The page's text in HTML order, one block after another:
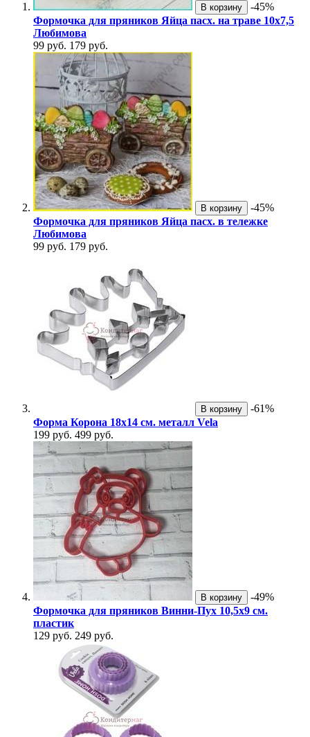
В корзину
-45%
Формочка для пряников Яйца пасх. на траве 10х7,5
Любимова
99 руб. 179 руб.
В корзину
-45%
Формочка для пряников Яйца пасх. в тележке
Любимова
99 руб. 179 руб.
В корзину
-61%
Форма Корона 18х14 см. металл Vela
199 руб. 499 руб.
В корзину
-49%
Формочка для пряников Винни-Пух 10,5х9 см.
пластик
129 руб. 249 руб.